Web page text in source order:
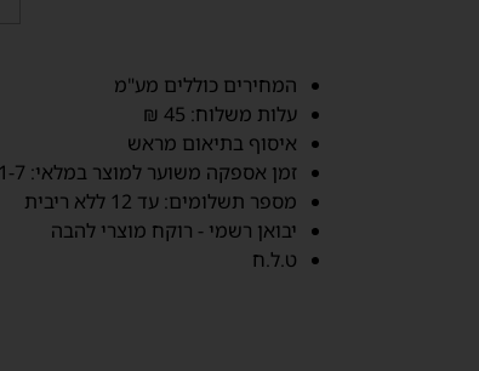
‫המחירים כוללים מע"מ‬
‫עלות משלוח‬: 45 ₪
איסוף בתיאום מראש
זמן אספקה משוער למוצר במלאי: 1-7 ימי עסקים‬
מספר תשלומים: עד 12 ללא ריבית
יבואן רשמי - רוקח מוצרי להבה
ט.ל.ח